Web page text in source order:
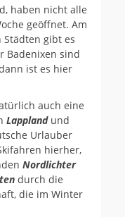
haben nicht alle
geöffnet. Am
gibt es
Badenixen sind
ist es hier
auch eine
Lapplandund
Urlauber
hierher,
Nordlichter
durch die
die im Winter